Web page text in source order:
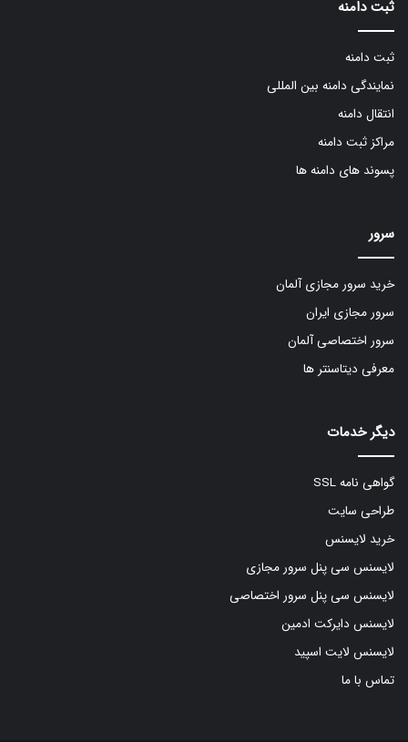
ثبت دامنه
ثبت دامنه
نمایندگی دامنه بین المللی
انتقال دامنه
مراکز ثبت دامنه
پسوند های دامنه ها
سرور
خرید سرور مجازی آلمان
سرور مجازی ایران
سرور اختصاصی آلمان
معرفی دیتاسنتر ها
دیگر خدمات
گواهی نامه SSL
طراحی سایت
خرید لایسنس
لایسنس سی پنل سرور مجازی
لایسنس سی پنل سرور اختصاصی
لایسنس دایرکت ادمین
لایسنس لایت اسپید
تماس با ما